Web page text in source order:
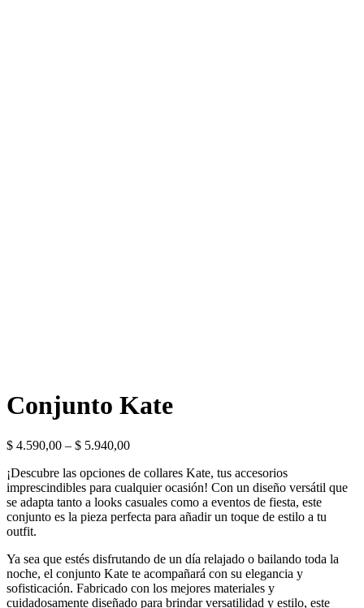
Conjunto Kate
$ 4.590,00 – $ 5.940,00
¡Descubre las opciones de collares Kate, tus accesorios
imprescindibles para cualquier ocasión! Con un diseño versátil que
se adapta tanto a looks casuales como a eventos de fiesta, este
conjunto es la pieza perfecta para añadir un toque de estilo a tu
outfit.
Ya sea que estés disfrutando de un día relajado o bailando toda la
noche, el conjunto Kate te acompañará con su elegancia y
sofisticación. Fabricado con los mejores materiales y
cuidadosamente diseñado para brindar versatilidad y estilo, este